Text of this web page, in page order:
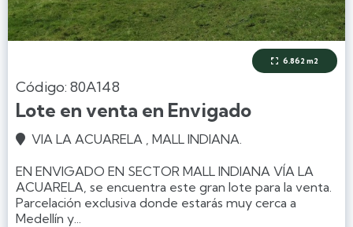
 6.862 m2
Código: 80A148
Lote en venta en Envigado
 VIA LA ACUARELA , MALL INDIANA.
EN ENVIGADO EN SECTOR MALL INDIANA VÍA LA
ACUARELA, se encuentra este gran lote para la venta.
Parcelación exclusiva donde estarás muy cerca a
Medellín y...